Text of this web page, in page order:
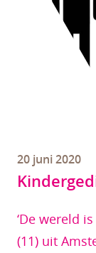
20 juni 2020
‘De wereld
(11) uit